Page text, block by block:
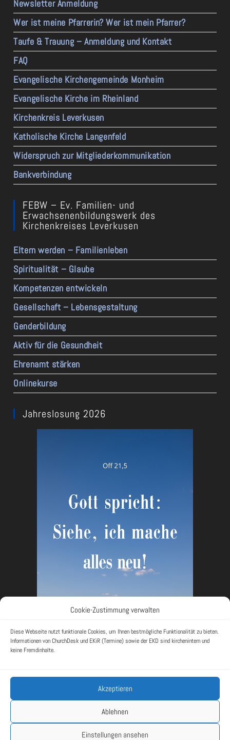
Cookie-Zustimmung verwalten
Diese Webseite nutzt funktionale Cookies, um Ihnen bestmögliche Funktionalität zu bieten.
Informationen von ChurchDesk und EKiR (Termine) sowie der EKD sind kirchenintern und
keine Fremdinhalte.
Akzeptieren
Ablehnen
Einstellungen ansehen
Newsletter Anmeldung
Wer ist meine Pfarrerin? Wer ist mein Pfarrer?
Taufe & Trauung – Anmeldung und Kontakt
FAQ
Evangelische Kirchengemeinde Monheim
Evangelische Kirche im Rheinland
Kirchenkreis Leverkusen
Katholische Kirche Langenfeld
Widerspruch zur Mitgliederkommunikation
Bankverbindung
FEBW – Ev. Familien- und
Erwachsenenbildungswerk des
Kirchenkreises Leverkusen
Eltern werden – Familienleben
Spiritualität – Glaube
Kompetenzen entwickeln
Gesellschaft – Lebensgestaltung
Genderbildung
Aktiv für die Gesundheit
Ehrenamt stärken
Onlinekurse
Jahreslosung 2026
Rückblick Impressum
Datenschutzerklärung
Cookie-Richtlinie (EU)
© 2026 - Ev. Kirchengemeinde Langenfeld IWebdesign-Umsetzung: